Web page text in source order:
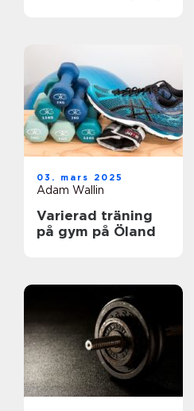
03. mars 2025
Adam Wallin
Varierad träning
på gym på Öland